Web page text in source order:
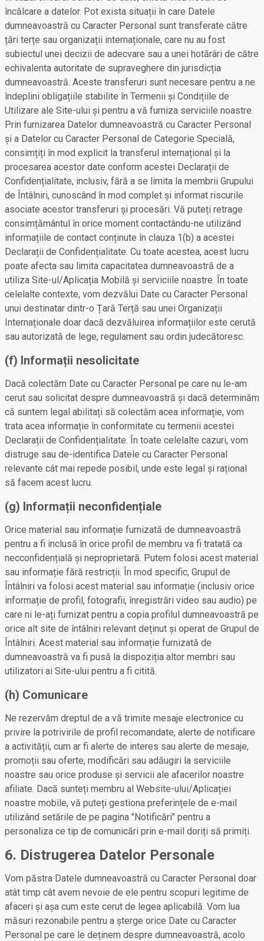
încălcare a datelor. Pot exista situații în care Datele
dumneavoastră cu Caracter Personal sunt transferate către
țări terțe sau organizații internaționale, care nu au fost
subiectul unei decizii de adecvare sau a unei hotărâri de către
echivalenta autoritate de supraveghere din jurisdicția
dumneavoastră. Aceste transferuri sunt necesare pentru a ne
îndeplini obligațiile stabilite în Termenii și Condițiile de
Utilizare ale Site-ului și pentru a vă furniza serviciile noastre.
Prin furnizarea Datelor dumneavoastră cu Caracter Personal
și a Datelor cu Caracter Personal de Categorie Specială,
consimțiți în mod explicit la transferul internațional și la
procesarea acestor date conform acestei Declarații de
Confidențialitate, inclusiv, fără a se limita la membrii Grupului
de Întâlniri, cunoscând în mod complet și informat riscurile
asociate acestor transferuri și procesări. Vă puteți retrage
consimțământul în orice moment contactându-ne utilizând
informațiile de contact conținute în clauza 1(b) a acestei
Declarații de Confidențialitate. Cu toate acestea, acest lucru
poate afecta sau limita capacitatea dumneavoastră de a
utiliza Site-ul/Aplicația Mobilă și serviciile noastre. În toate
celelalte contexte, vom dezvălui Date cu Caracter Personal
unui destinatar dintr-o Țară Terță sau unei Organizații
Internaționale doar dacă dezvăluirea informațiilor este cerută
sau autorizată de lege, regulament sau ordin judecătoresc.
(f) Informații nesolicitate
Dacă colectăm Date cu Caracter Personal pe care nu le-am
cerut sau solicitat despre dumneavoastră și dacă determinăm
că suntem legal abilitați să colectăm acea informație, vom
trata acea informație în conformitate cu termenii acestei
Declarații de Confidențialitate. În toate celelalte cazuri, vom
distruge sau de-identifica Datele cu Caracter Personal
relevante cât mai repede posibil, unde este legal și rațional
să facem acest lucru.
(g) Informații neconfidențiale
Orice material sau informație furnizată de dumneavoastră
pentru a fi inclusă în orice profil de membru va fi tratată ca
necconfidențială și neproprietară. Putem folosi acest material
sau informație fără restricții. În mod specific, Grupul de
Întâlniri va folosi acest material sau informație (inclusiv orice
informație de profil, fotografii, înregistrări video sau audio) pe
care ni le-ați furnizat pentru a copia profilul dumneavoastră pe
orice alt site de întâlniri relevant deținut și operat de Grupul de
Întâlniri. Acest material sau informație furnizată de
dumneavoastră va fi pusă la dispoziția altor membri sau
utilizatori ai Site-ului pentru a fi citită.
(h) Comunicare
Ne rezervăm dreptul de a vă trimite mesaje electronice cu
privire la potrivirile de profil recomandate, alerte de notificare
a activității, cum ar fi alerte de interes sau alerte de mesaje,
promoții sau oferte, modificări sau adăugiri la serviciile
noastre sau orice produse și servicii ale afacerilor noastre
afiliate. Dacă sunteți membru al Website-ului/Aplicației
noastre mobile, vă puteți gestiona preferințele de e-mail
utilizând setările de pe pagina "Notificări" pentru a
personaliza ce tip de comunicări prin e-mail doriți să primiți.
6. Distrugerea Datelor Personale
Vom păstra Datele dumneavoastră cu Caracter Personal doar
atât timp cât avem nevoie de ele pentru scopuri legitime de
afaceri și așa cum este cerut de legea aplicabilă. Vom lua
măsuri rezonabile pentru a șterge orice Date cu Caracter
Personal pe care le deținem despre dumneavoastră, acolo